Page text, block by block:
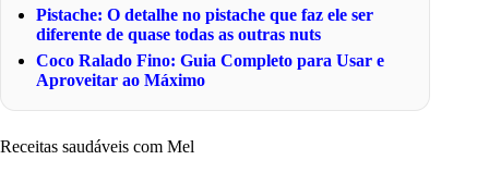
Pistache: O detalhe no pistache que faz ele ser
diferente de quase todas as outras nuts
Coco Ralado Fino: Guia Completo para Usar e
Aproveitar ao Máximo
Receitas saudáveis com Mel